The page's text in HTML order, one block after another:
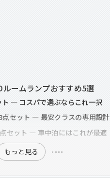
ルームランプおすすめ5選
— コスパで選ぶならこれ一択
セット — 最安クラスの専用設計
セット — 車中泊にはこれが最適
もっと見る